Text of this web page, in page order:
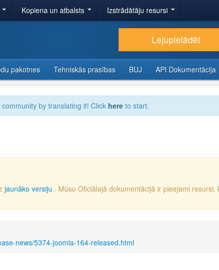
Kopiena un atbalsts Izstrādātāju resursi
Lejupielādēt
pakotnes Tehniskās prasības BUJ API Dokumentācija
by translating it! Click here to start.
jaunāko versiju . Mūsu Oficiālajā dokumentācijā ir pieejami
news/5374-joomla-164-released.html